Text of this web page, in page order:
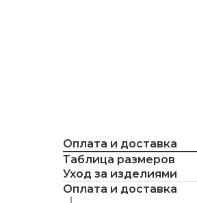
Оплата и доставка
Таблица размеров
Уход за изделиями
Оплата и доставка